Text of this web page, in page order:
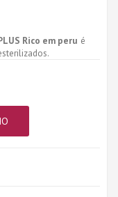
Rico em peru é